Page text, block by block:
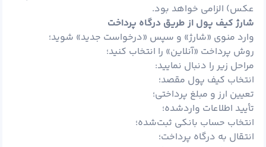
عکس) الزامی خواهد بود.
شارژ کیف پول از طریق درگاه پرداخت
وارد منوی «شارژ» و سپس «درخواست جدید» شوید؛
روش پرداخت «آنلاین» را انتخاب کنید؛
مراحل زیر را دنبال نمایید:
انتخاب کیف پول مقصد؛
تعیین ارز و مبلغ پرداختی؛
تأیید اطلاعات واردشده؛
انتخاب حساب بانکی ثبت‌شده؛
انتقال به درگاه پرداخت؛